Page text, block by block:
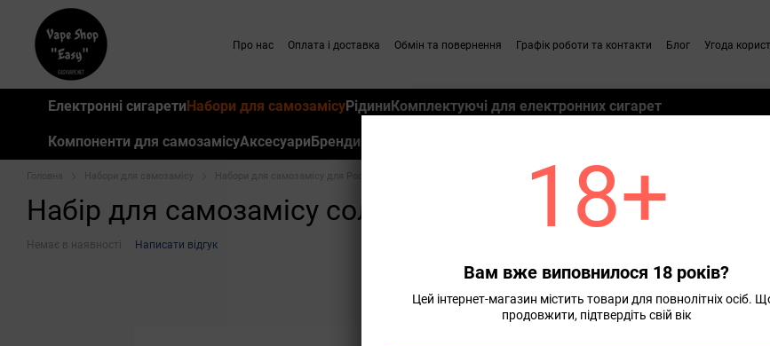
Перейти до основного контенту
Про нас Оплата і доставка Обмін та повернення Графік роботи та контакти Блог Угода
Електронні сигаретиНабори для самозамісуРідиниКомплектуючі для електронних сигарет
Компоненти для самозамісуАксесуариБренди
Набори для самозамісу для Pod систем Набори для самозамісу для Pod систем Mini Liquid Набір для
Набір для самозамісу сольовий Mini Liquid Cherry Ice 30
Немає в наявності Написати відгук
220 грн 260
18+
Вам вже виповнилося 18 років?
Цей інтернет-магазин містить товари для повнолітніх осіб.
продовжити, підтвердіть свій вік